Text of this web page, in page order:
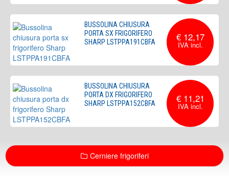
BUSSOLINA CHIUSURA
PORTA SX FRIGORIFERO
SHARP LSTPPA191CBFA
€ 12,17
BUSSOLINA CHIUSURA
PORTA DX FRIGORIFERO
SHARP LSTPPA152CBFA
€ 11,21
Cerniere frigoriferi